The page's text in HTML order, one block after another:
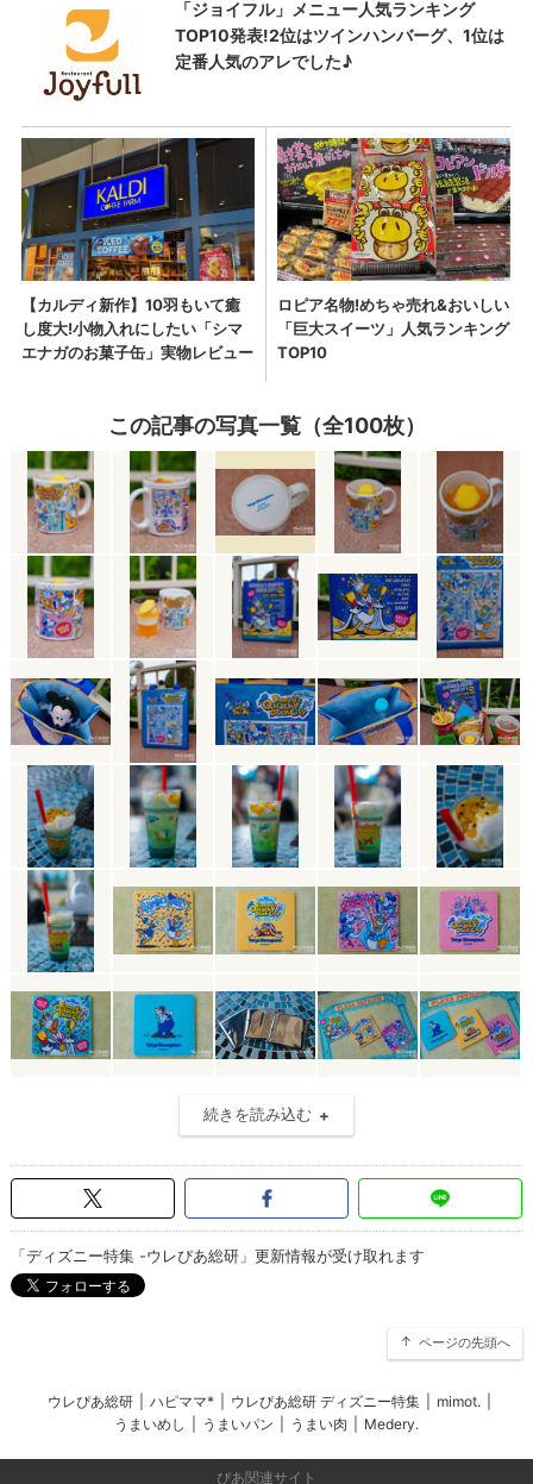
この記事の写真一覧（全100枚）
続きを読み込む
「ディズニー特集 -ウレぴあ総研」更新情報が受け取れます
ページの先頭へ
ウレぴあ総研 ハピママ* ウレぴあ総研 ディズニー特集 mimot.
うまいめし
うまいパン うまい肉 Medery.
ぴあ関連サイト